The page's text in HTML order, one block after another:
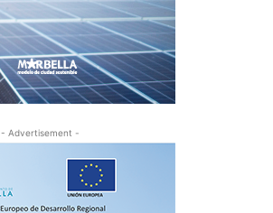
- Advertisement -